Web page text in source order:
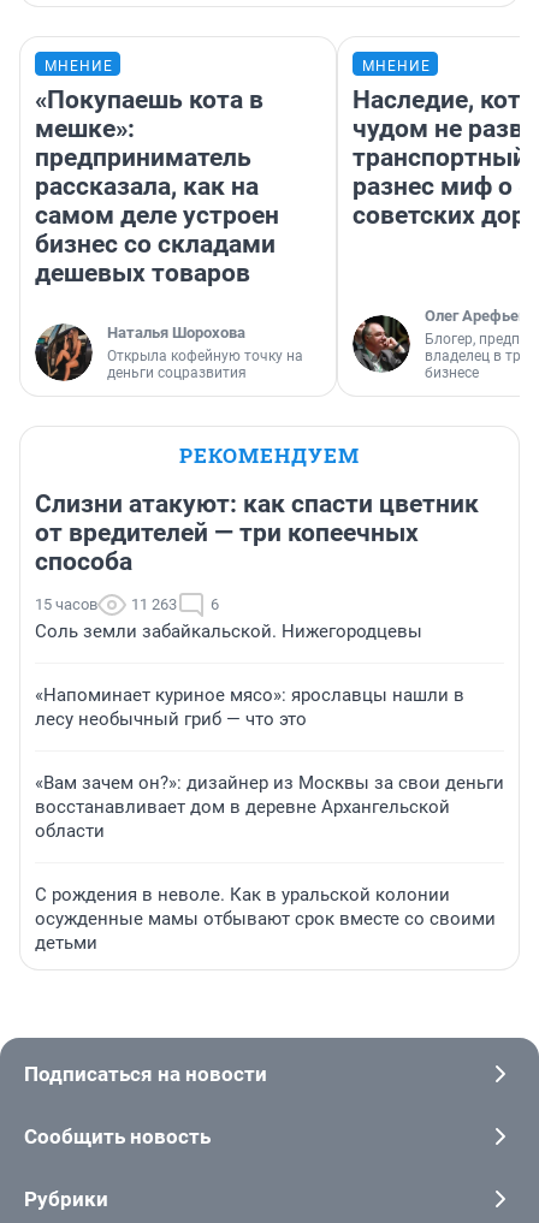
МНЕНИЕ
«Покупаешь кота в
мешке»:
предприниматель
рассказала, как на
самом деле устроен
бизнес со складами
дешевых товаров
Наталья Шорохова
Открыла кофейную точку на
деньги соцразвития
МНЕНИЕ
Наследие,
чудом не
транспортный
разнес миф о
советских
Олег Арефьев
Блогер,
владелец в
бизнесе
РЕКОМЕНДУЕМ
Слизни атакуют: как спасти цветник
от вредителей — три копеечных
способа
15 часов 11 263 6
Соль земли забайкальской. Нижегородцевы
«Напоминает куриное мясо»: ярославцы нашли в
лесу необычный гриб — что это
«Вам зачем он?»: дизайнер из Москвы за свои деньги
восстанавливает дом в деревне Архангельской
области
С рождения в неволе. Как в уральской колонии
осужденные мамы отбывают срок вместе со своими
детьми
Подписаться на новости
Сообщить новость
Рубрики